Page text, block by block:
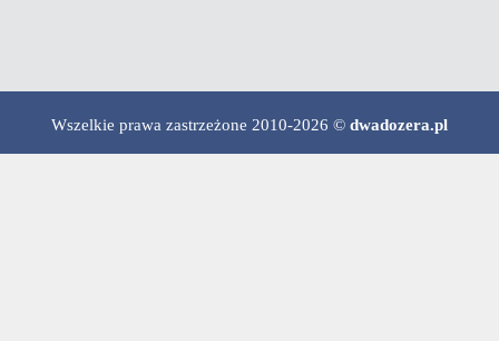
Wszelkie prawa zastrzeżone 2010-2026 © dwadozera.pl